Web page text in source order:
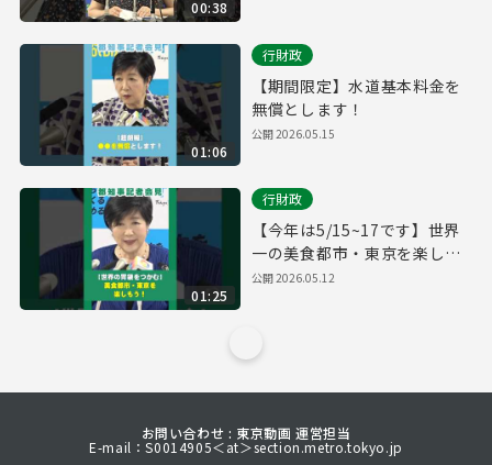
00:38
01:06
行財政
【期間限定】水道基本料金を
無償とします！
公開2026.05.15
01:25
行財政
【今年は5/15~17です】世界
一の美食都市・東京を楽しみ
ましょう！
公開2026.05.12
お問い合わせ : 東京動画 運営担当
E-mail：S0014905＜at＞section.metro.tokyo.jp